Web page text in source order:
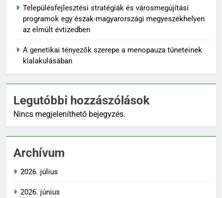
Településfejlesztési stratégiák és városmegújítási
programok egy észak-magyarországi megyeszékhelyen
az elmúlt évtizedben
A genetikai tényezők szerepe a menopauza tüneteinek
kialakulásában
Legutóbbi hozzászólások
Nincs megjeleníthető bejegyzés.
Archívum
2026. július
2026. június